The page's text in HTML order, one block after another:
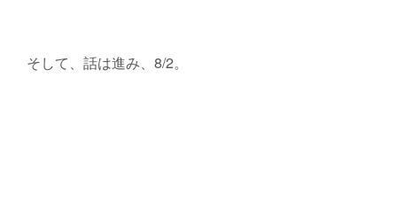
そして、話は進み、8/2。